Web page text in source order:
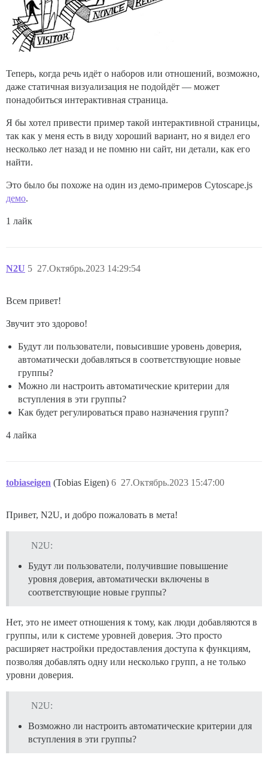
Теперь, когда речь идёт о наборов или отношений, возможно,
даже статичная визуализация не подойдёт — может
понадобиться интерактивная страница.
Я бы хотел привести пример такой интерактивной страницы,
так как у меня есть в виду хороший вариант, но я видел его
несколько лет назад и не помню ни сайт, ни детали, как его
найти.
Это было бы похоже на один из демо-примеров Cytoscape.js
демо.
1 лайк
N2U 27.Октябрь.2023 14:29:54
5
Всем привет!
Звучит это здорово!
Будут ли пользователи, повысившие уровень доверия,
автоматически добавляться в соответствующие новые
группы?
Можно ли настроить автоматические критерии для
вступления в эти группы?
Как будет регулироваться право назначения групп?
4 лайка
tobiaseigen (Tobias Eigen) 27.Октябрь.2023 15:47:00
6
Привет, N2U, и добро пожаловать в мета!
N2U:
Будут ли пользователи, получившие повышение
уровня доверия, автоматически включены в
соответствующие новые группы?
Нет, это не имеет отношения к тому, как люди добавляются в
группы, или к системе уровней доверия. Это просто
расширяет настройки предоставления доступа к функциям,
позволяя добавлять одну или несколько групп, а не только
уровни доверия.
N2U:
Возможно ли настроить автоматические критерии для
вступления в эти группы?